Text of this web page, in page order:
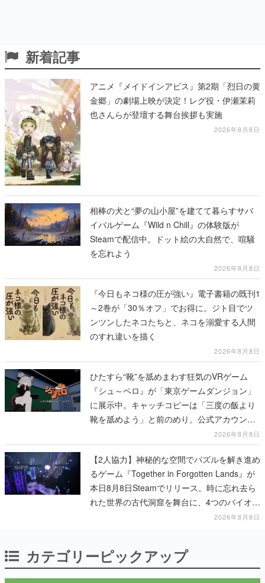
新着記事
アニメ『メイドインアビス』第2期「烈日の黄
金郷」の劇場上映が決定！レグ役・伊瀬茉莉
也さんらが登壇する舞台挨拶も実施
2026年8月8日
相棒の犬と“夢の山小屋”を建てて暮らすサバ
イバルゲーム『Wild n Chill』の体験版が
Steamで配信中。ドット絵の大自然で、喧騒
を忘れよう
2026年8月8日
『今日もネコ様の圧が強い』電子書籍の既刊1
～2巻が「30％オフ」でお得に。ジト目でツ
ンツンしたネコたちと、ネコを溺愛する人間
のすれ違いを描く
2026年8月8日
ひたすら“靴”を舐めまわす狂気のVRゲーム
『シュ～ペロ』が「東京ゲームダンジョン」
に展示中。キャッチコピーは「三度の飯より
靴を舐めよう」と前のめり。公式アカウント
も開設され、2026年リリースに向けて開発中
2026年8月8日
【2人協力】神秘的な空間でパズルを解き進め
るゲーム『Together in Forgotten Lands』が
本日8月8日Steamでリリース。時に忘れ去ら
れた世界の古代洞窟を舞台に、4つのバイオー
2026年8月8日
カテゴリーピックアップ